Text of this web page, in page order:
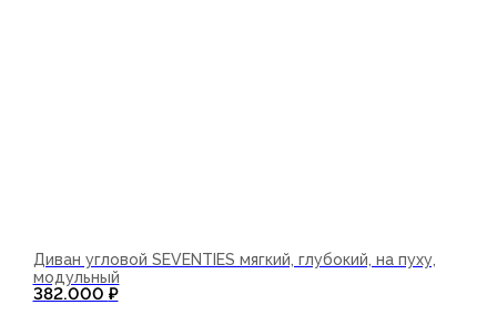
Диван угловой SEVENTIES мягкий, глубокий, на пуху,
модульный
382.000 ₽